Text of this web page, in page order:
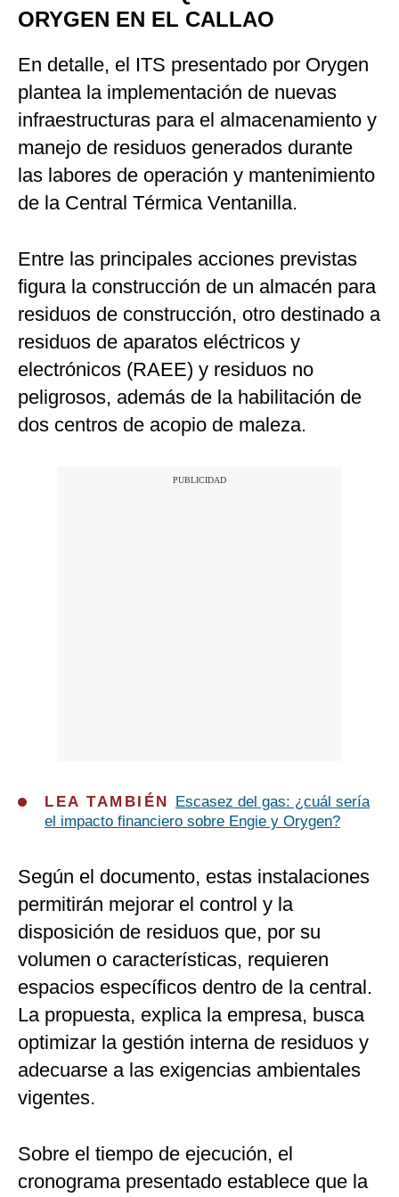
ORYGEN EN EL CALLAO
En detalle, el ITS presentado por Orygen
plantea la implementación de nuevas
infraestructuras para el almacenamiento y
manejo de residuos generados durante
las labores de operación y mantenimiento
de la Central Térmica Ventanilla.
Entre las principales acciones previstas
figura la construcción de un almacén para
residuos de construcción, otro destinado a
residuos de aparatos eléctricos y
electrónicos (RAEE) y residuos no
peligrosos, además de la habilitación de
dos centros de acopio de maleza.
LEA TAMBIÉN
Escasez del gas: ¿cuál sería
el impacto financiero sobre Engie y Orygen?
Según el documento, estas instalaciones
permitirán mejorar el control y la
disposición de residuos que, por su
volumen o características, requieren
espacios específicos dentro de la central.
La propuesta, explica la empresa, busca
optimizar la gestión interna de residuos y
adecuarse a las exigencias ambientales
vigentes.
Sobre el tiempo de ejecución, el
cronograma presentado establece que la